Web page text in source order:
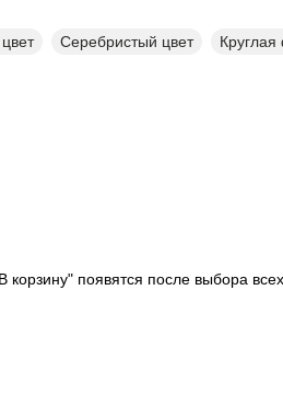
Серебристый цвет
корзину" появятся после выбора